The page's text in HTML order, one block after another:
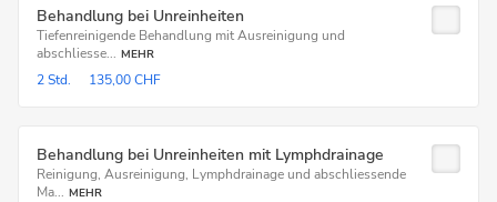
Behandlung bei Unreinheiten
Tiefenreinigende Behandlung mit Ausreinigung und
abschliesse... MEHR
2 Std. 135,00 CHF
Behandlung bei Unreinheiten mit Lymphdrainage
Reinigung, Ausreinigung, Lymphdrainage und abschliessende
Ma... MEHR